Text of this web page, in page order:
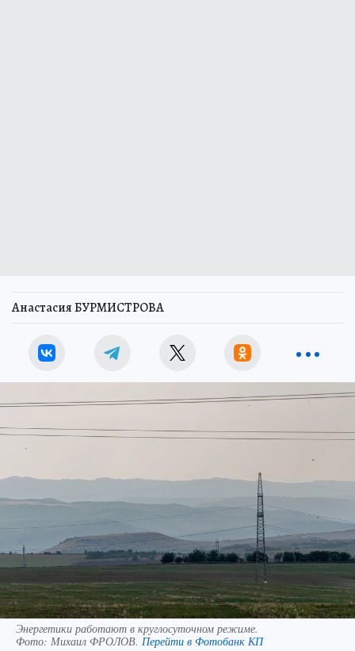
Анастасия БУРМИСТРОВА
Энергетики работают в круглосуточном режиме.
Фото: Михаил ФРОЛОВ. Перейти в Фотобанк КП